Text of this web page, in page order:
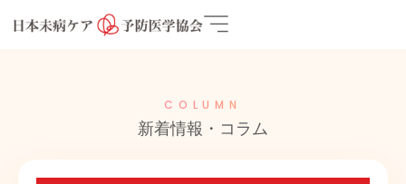
COLUMN
新着情報・コラム